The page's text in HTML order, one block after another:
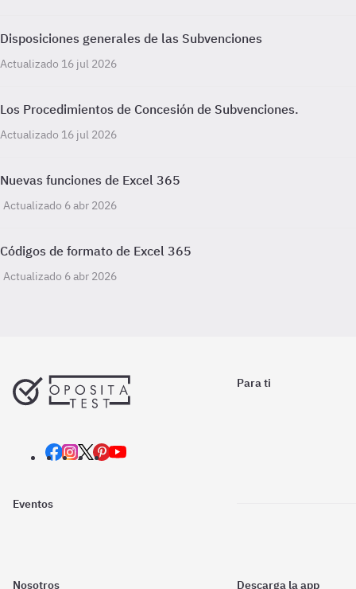
Disposiciones generales de las Subvenciones
Actualizado 16 jul 2026
Los Procedimientos de Concesión de Subvenciones.
Actualizado 16 jul 2026
Nuevas funciones de Excel 365
Actualizado 6 abr 2026
Códigos de formato de Excel 365
Actualizado 6 abr 2026
Para ti
Eventos
Nosotros Descarga la app